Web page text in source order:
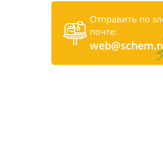
Отправить по
почте: